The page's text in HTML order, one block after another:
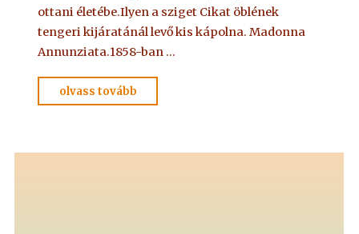
ottani életébe.Ilyen a sziget Cikat öblének
tengeri kijáratánál levő kis kápolna. Madonna
Annunziata.1858-ban …
olvass tovább
NYOMÁBAN
3."